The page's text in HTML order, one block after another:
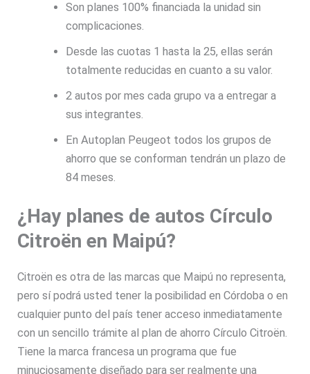
Son planes 100% financiada la unidad sin
complicaciones.
Desde las cuotas 1 hasta la 25, ellas serán
totalmente reducidas en cuanto a su valor.
2 autos por mes cada grupo va a entregar a
sus integrantes.
En Autoplan Peugeot todos los grupos de
ahorro que se conforman tendrán un plazo de
84 meses.
¿Hay planes de autos Círculo
Citroën en Maipú?
Citroën es otra de las marcas que Maipú no representa,
pero sí podrá usted tener la posibilidad en Córdoba o en
cualquier punto del país tener acceso inmediatamente
con un sencillo trámite al plan de ahorro Círculo Citroën.
Tiene la marca francesa un programa que fue
minuciosamente diseñado para ser realmente una